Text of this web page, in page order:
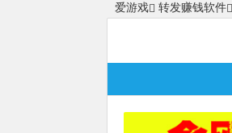
爱游戏 转发赚钱软件